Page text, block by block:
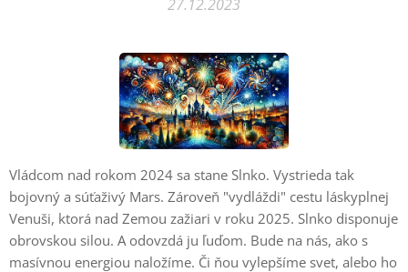
27.12.2023
Vládcom nad rokom 2024 sa stane Slnko. Vystrieda tak
bojovný a súťaživý Mars. Zároveň "vydláždi" cestu láskyplnej
Venuši, ktorá nad Zemou zažiari v roku 2025. Slnko disponuje
obrovskou silou. A odovzdá ju ľuďom. Bude na nás, ako s
masívnou energiou naložíme. Či ňou vylepšíme svet, alebo ho